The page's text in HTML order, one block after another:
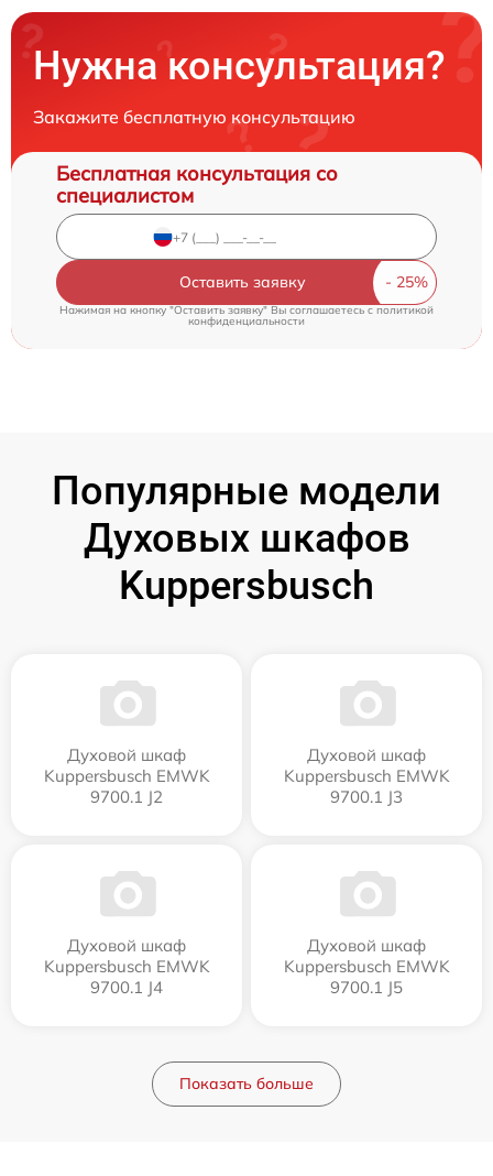
Нужна консультация?
Закажите бесплатную консультацию
Бесплатная консультация со
специалистом
Оставить заявку
Нажимая на кнопку "Оставить заявку" Вы соглашаетесь c политикой
конфиденциальности
Популярные модели
Духовых шкафов
Kuppersbusch
Духовой шкаф
Kuppersbusch EMWK
9700.1 J2
Духовой шкаф
Kuppersbusch EMWK
9700.1 J3
Духовой шкаф
Kuppersbusch EMWK
9700.1 J4
Духовой шкаф
Kuppersbusch EMWK
9700.1 J5
Показать больше